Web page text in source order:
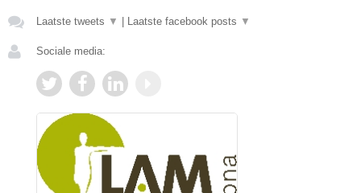
Laatste tweets ▼ Laatste facebook posts ▼
Sociale media: